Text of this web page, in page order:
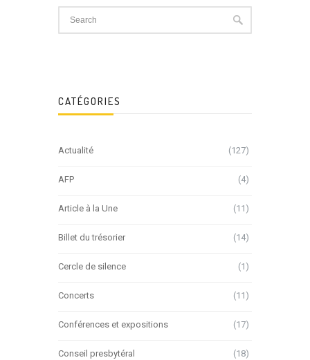
CATÉGORIES
Actualité (127)
AFP (4)
Article à la Une (11)
Billet du trésorier (14)
Cercle de silence (1)
Concerts (11)
Conférences et expositions (17)
Conseil presbytéral (18)